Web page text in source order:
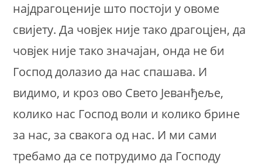
најдрагоценије што постоји у овоме
свијету. Да човјек није тако драгоцјен, да
човјек није тако значајан, онда не би
Господ долазио да нас спашава. И
видимо, и кроз ово Свето Јеванђеље,
колико нас Господ воли и колико брине
за нас, за свакога од нас. И ми сами
требамо да се потрудимо да Господу